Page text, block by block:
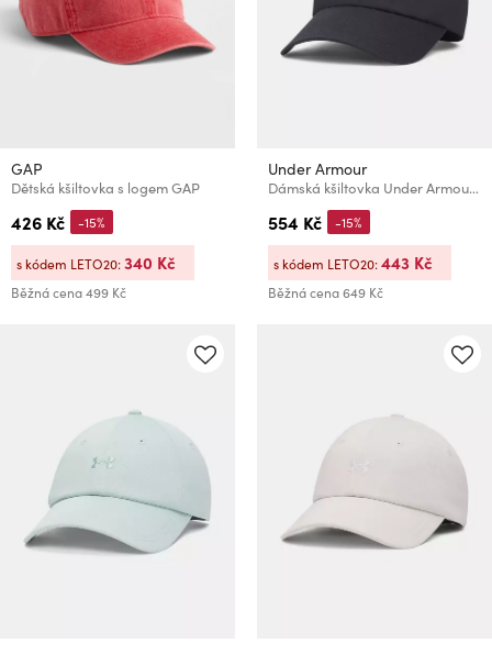
GAP
Dětská kšiltovka s logem GAP
426 Kč
Běžná cena499 Kč
-15%
s kódem LETO20:340 Kč
Under Armour
Dámská kšiltovka Under Armour W ESSENTIAL LOW ADJ
554 Kč
Běžná cena649 Kč
-15%
s kódem LETO20:443 Kč